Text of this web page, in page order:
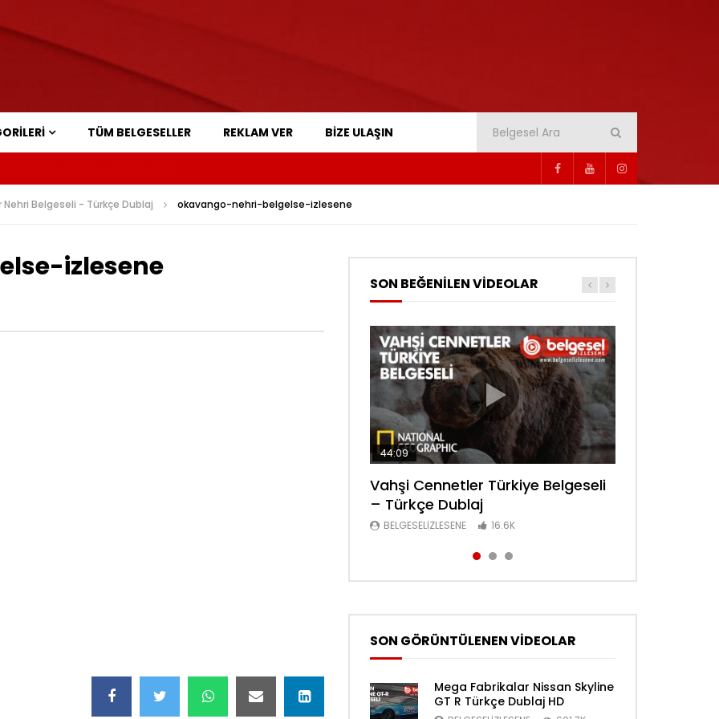
TÜM BELGESELLER REKLAM VER BIZE ULAŞIN
Belgeseli - Türkçe Dublaj okavango-nehri-belgelse-izlesene
izlesene
SON BEĞENİLEN VİDEOLAR
44:09
Vahşi Cennetler Türkiye Belgeseli
– Türkçe Dublaj
BELGESELIZLESENE 16.6K
44:08
Lanetli Piramit Tarihe Bakış
Belgeseli – Türkçe Dublaj
BELGESELIZLESENE 16.6K
30:34
Sanayi Devrimi Şehir Yaşamı
Bölüm 6 Belgeseli – Türkçe Dublaj
BELGESELIZLESENE 16.4K
SON GÖRÜNTÜLENEN VİDEOLAR
Mega Fabrikalar Nissan Skyline
GT R Türkçe Dublaj HD